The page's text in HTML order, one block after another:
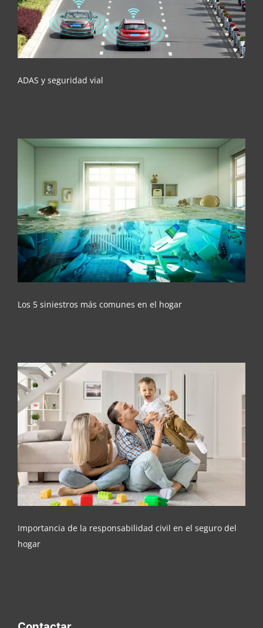
ADAS y seguridad vial
Los 5 siniestros más comunes en el hogar
Los 5 siniestros más comunes en el hogar
Importancia de la responsabilidad civil en el
seguro del hogar
Importancia de la responsabilidad civil en el seguro del
hogar